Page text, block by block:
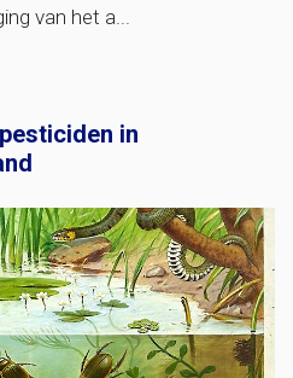
van het a...
in